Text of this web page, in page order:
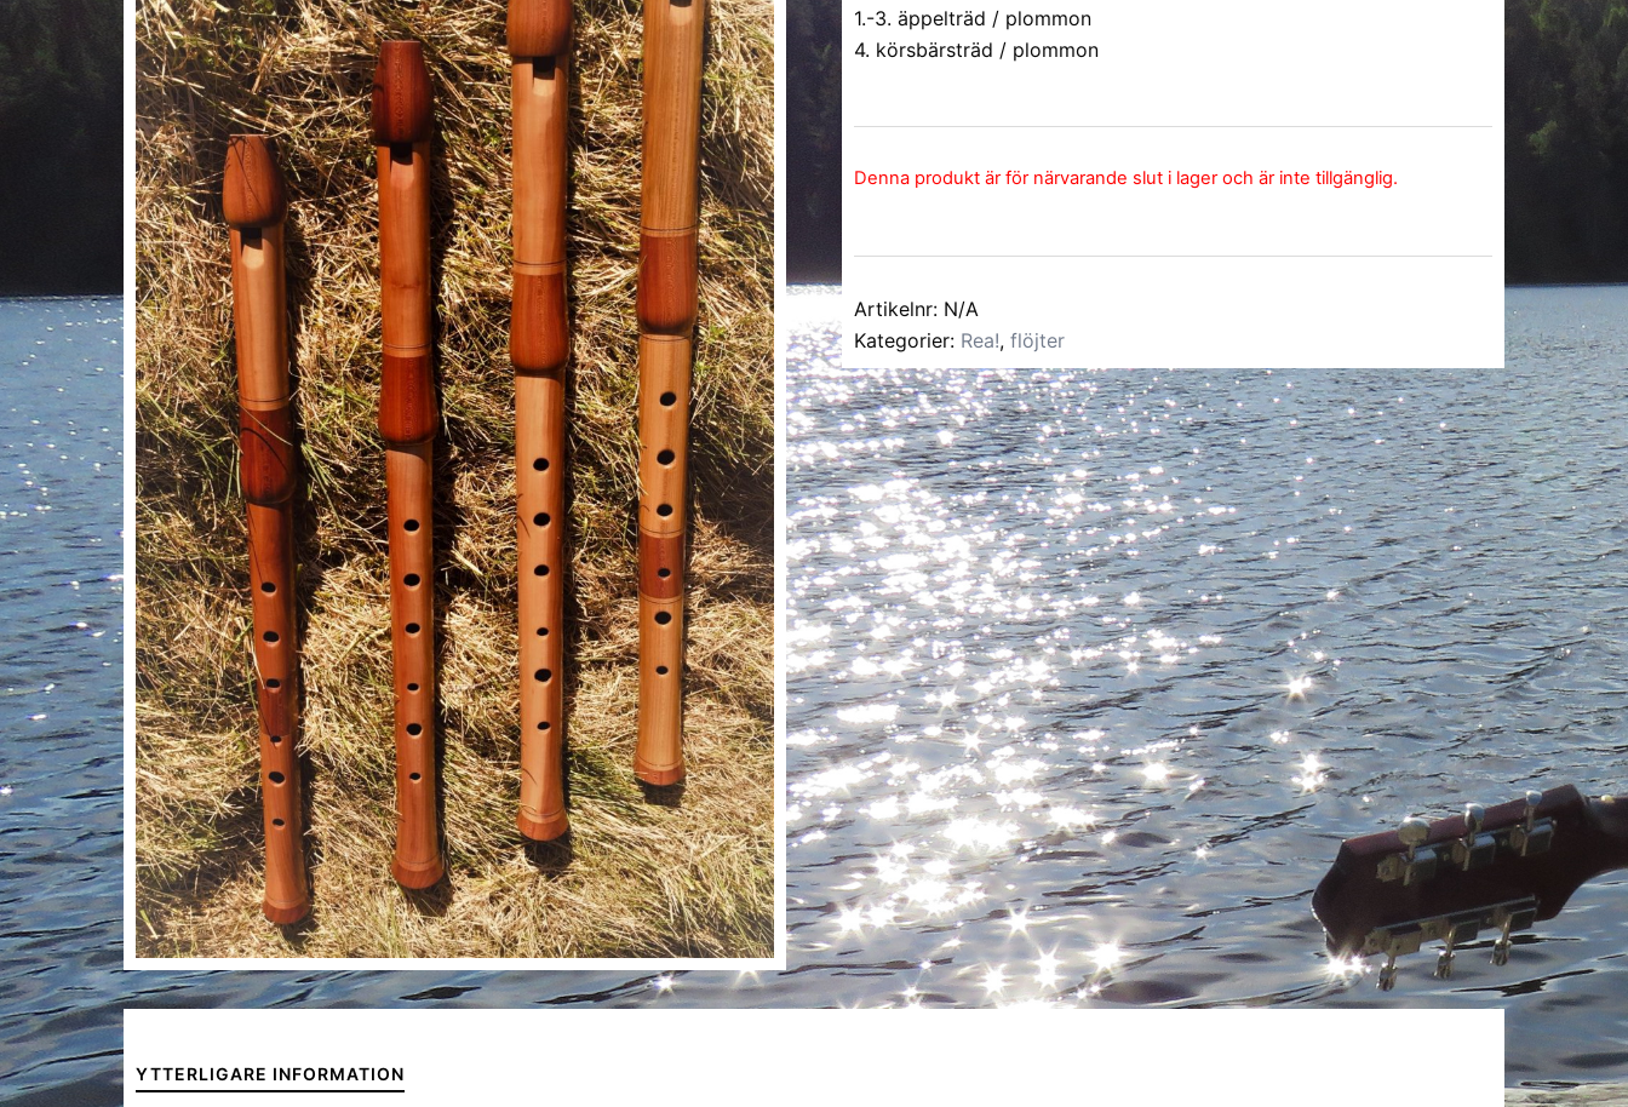
1.-3. äppelträd / plommon
4. körsbärsträd / plommon
Denna produkt är för närvarande slut i lager och är inte tillgänglig.
Artikelnr: N/A
Kategorier: Rea!, flöjter
YTTERLIGARE INFORMATION